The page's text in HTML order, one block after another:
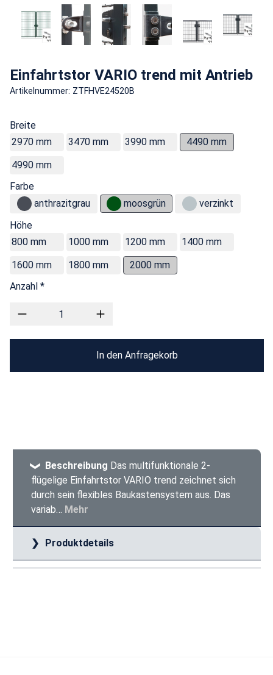
Einfahrtstor VARIO trend mit Antrieb
Artikelnummer: ZTFHVE24520B
Breite
2970 mm
3470 mm 3990 mm
4490 mm
4990 mm
Farbe
anthrazitgrau
moosgrün
verzinkt
Höhe
800 mm
1000 mm 1200 mm
1400 mm
1600 mm
1800 mm
2000 mm
Anzahl *
In den Anfragekorb
Beschreibung Das multifunktionale 2-
flügelige Einfahrtstor VARIO trend zeichnet sich
durch sein flexibles Baukastensystem aus. Das
variab… Mehr
Produktdetails